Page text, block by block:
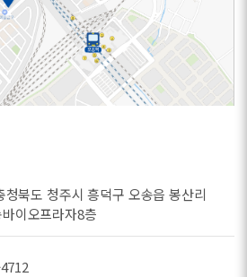
청북도 청주시 흥덕구 오송읍 봉산리
이오프라자8층